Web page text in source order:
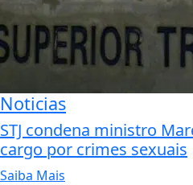
Noticias
STJ condena ministro
cargo por crimes sexuais
Saiba Mais